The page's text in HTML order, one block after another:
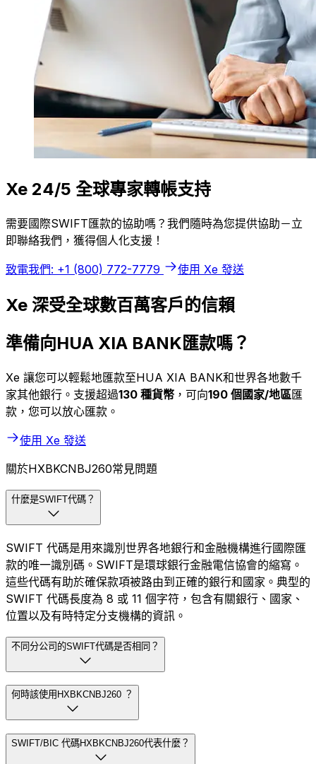
Xe 24/5 全球專家轉帳支持
需要國際SWIFT匯款的協助嗎？我們隨時為您提供協助－立
即聯絡我們，獲得個人化支援！
致電我們: +1 (800) 772-7779 使用 Xe 發送
Xe 深受全球數百萬客戶的信賴
準備向HUA XIA BANK匯款嗎？
Xe 讓您可以輕鬆地匯款至HUA XIA BANK和世界各地數千
家其他銀行。支援超過130 種貨幣 ，可向190 個國家/地區匯
款，您可以放心匯款。
使用 Xe 發送
關於HXBKCNBJ260常見問題
什麼是SWIFT代碼？
SWIFT 代碼是用來識別世界各地銀行和金融機構進行國際匯
款的唯一識別碼。SWIFT是環球銀行金融電信協會的縮寫。
這些代碼有助於確保款項被路由到正確的銀行和國家。典型的
SWIFT 代碼長度為 8 或 11 個字符，包含有關銀行、國家、
位置以及有時特定分支機構的資訊。
不同分公司的SWIFT代碼是否相同？
何時該使用HXBKCNBJ260 ？
SWIFT/BIC 代碼HXBKCNBJ260代表什麼？